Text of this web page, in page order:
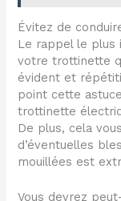
Évitez de
Le rappel le plus
votre trottinette
évident et
point cette
trottinette
De plus, cela
d’éventuelles
mouillées est
Vous devrez